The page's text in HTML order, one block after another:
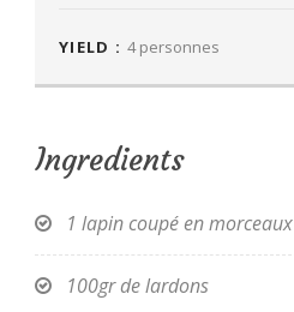
YIELD : 4 personnes
Ingredients
1 lapin coupé en morceaux
100gr de lardons